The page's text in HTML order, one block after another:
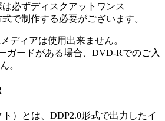
必ずディスクアットワンス
で制作する必要がございます。
ディアは使用出来ません。
ガードがある場合、DVD-Rでのご入
。
）とは、DDP2.0形式で出力したイ